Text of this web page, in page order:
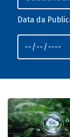
Data da